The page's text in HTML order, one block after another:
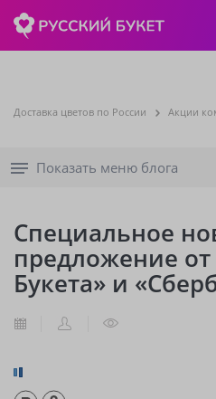
Доставка цветов по России Акции
Показать меню блога
Специальное
предложение от
Букета» и